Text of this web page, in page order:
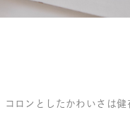
ロンとしたかわいさは健